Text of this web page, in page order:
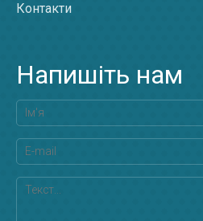
Контакти
Напишіть нам